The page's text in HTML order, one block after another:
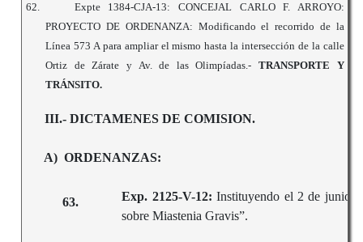
62.
Expte 1384-CJA-13: CONCEJAL CARLO F. ARROYO:
PROYECTO DE ORDENANZA: Modificando el recorrido de la
Línea 573 A para ampliar el mismo hasta la intersección de la calle
Ortiz de Zárate y Av. de las Olimpíadas.-TRANSPORTE Y
TRÁNSITO.
III.- DICTAMENES DE COMISION.
A) ORDENANZAS:
63. Exp. 2125-V-12:Instituyendo el 2 de junio
sobre Miastenia Gravis”.